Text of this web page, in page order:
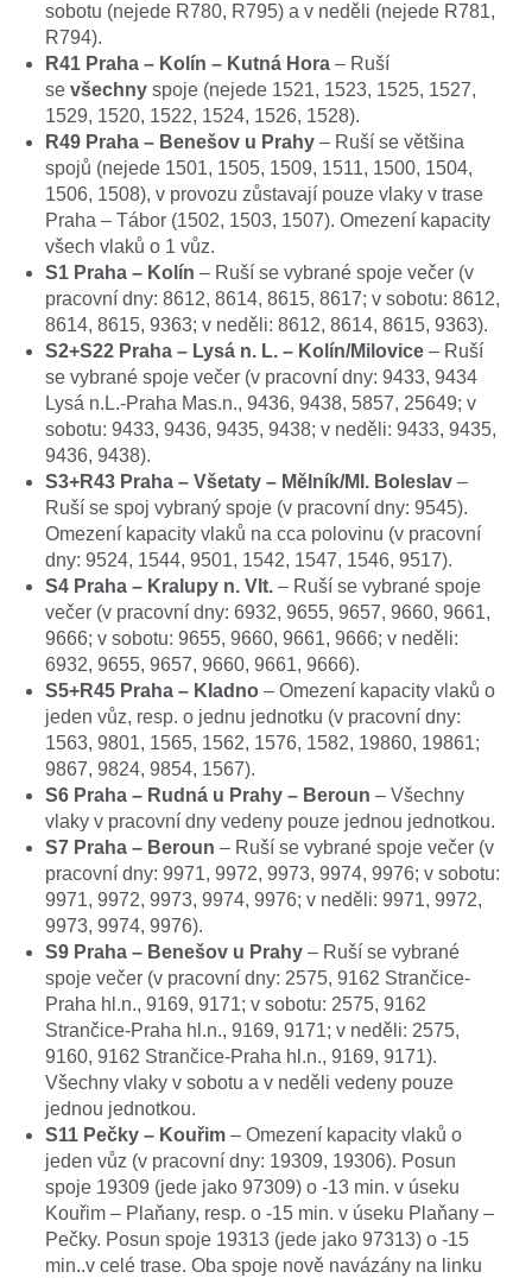
sobotu (nejede R780, R795) a v neděli (nejede R781,
R794).
R41 Praha – Kolín – Kutná Hora – Ruší
se všechny spoje (nejede 1521, 1523, 1525, 1527,
1529, 1520, 1522, 1524, 1526, 1528).
R49 Praha – Benešov u Prahy – Ruší se většina
spojů (nejede 1501, 1505, 1509, 1511, 1500, 1504,
1506, 1508), v provozu zůstavají pouze vlaky v trase
Praha – Tábor (1502, 1503, 1507). Omezení kapacity
všech vlaků o 1 vůz.
S1 Praha – Kolín – Ruší se vybrané spoje večer (v
pracovní dny: 8612, 8614, 8615, 8617; v sobotu: 8612,
8614, 8615, 9363; v neděli: 8612, 8614, 8615, 9363).
S2+S22 Praha – Lysá n. L. – Kolín/Milovice – Ruší
se vybrané spoje večer (v pracovní dny: 9433, 9434
Lysá n.L.-Praha Mas.n., 9436, 9438, 5857, 25649; v
sobotu: 9433, 9436, 9435, 9438; v neděli: 9433, 9435,
9436, 9438).
S3+R43 Praha – Všetaty – Mělník/Ml. Boleslav –
Ruší se spoj vybraný spoje (v pracovní dny: 9545).
Omezení kapacity vlaků na cca polovinu (v pracovní
dny: 9524, 1544, 9501, 1542, 1547, 1546, 9517).
S4 Praha – Kralupy n. Vlt. – Ruší se vybrané spoje
večer (v pracovní dny: 6932, 9655, 9657, 9660, 9661,
9666; v sobotu: 9655, 9660, 9661, 9666; v neděli:
6932, 9655, 9657, 9660, 9661, 9666).
S5+R45 Praha – Kladno – Omezení kapacity vlaků o
jeden vůz, resp. o jednu jednotku (v pracovní dny:
1563, 9801, 1565, 1562, 1576, 1582, 19860, 19861;
9867, 9824, 9854, 1567).
S6 Praha – Rudná u Prahy – Beroun – Všechny
vlaky v pracovní dny vedeny pouze jednou jednotkou.
S7 Praha – Beroun – Ruší se vybrané spoje večer (v
pracovní dny: 9971, 9972, 9973, 9974, 9976; v sobotu:
9971, 9972, 9973, 9974, 9976; v neděli: 9971, 9972,
9973, 9974, 9976).
S9 Praha – Benešov u Prahy – Ruší se vybrané
spoje večer (v pracovní dny: 2575, 9162 Strančice-
Praha hl.n., 9169, 9171; v sobotu: 2575, 9162
Strančice-Praha hl.n., 9169, 9171; v neděli: 2575,
9160, 9162 Strančice-Praha hl.n., 9169, 9171).
Všechny vlaky v sobotu a v neděli vedeny pouze
jednou jednotkou.
S11 Pečky – Kouřim – Omezení kapacity vlaků o
jeden vůz (v pracovní dny: 19309, 19306). Posun
spoje 19309 (jede jako 97309) o -13 min. v úseku
Kouřim – Plaňany, resp. o -15 min. v úseku Plaňany –
Pečky. Posun spoje 19313 (jede jako 97313) o -15
min..v celé trase. Oba spoje nově navázány na linku